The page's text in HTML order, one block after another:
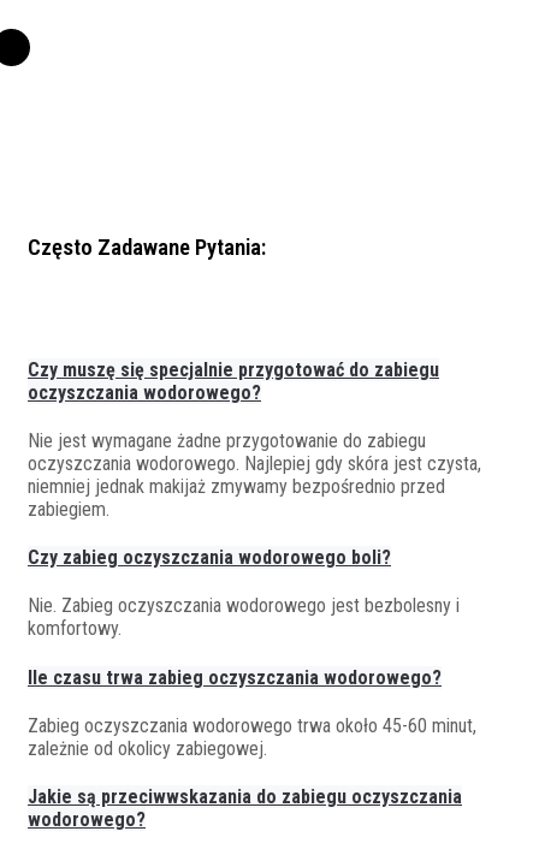
Często Zadawane Pytania:
Czy muszę się specjalnie przygotować do zabiegu
oczyszczania wodorowego?
Nie jest wymagane żadne przygotowanie do zabiegu
oczyszczania wodorowego. Najlepiej gdy skóra jest czysta,
niemniej jednak makijaż zmywamy bezpośrednio przed
zabiegiem.
Czy zabieg oczyszczania wodorowego boli?
Nie. Zabieg oczyszczania wodorowego jest bezbolesny i
komfortowy.
Ile czasu trwa zabieg oczyszczania wodorowego?
Zabieg oczyszczania wodorowego trwa około 45-60 minut,
zależnie od okolicy zabiegowej.
Jakie są przeciwwskazania do zabiegu oczyszczania
wodorowego?